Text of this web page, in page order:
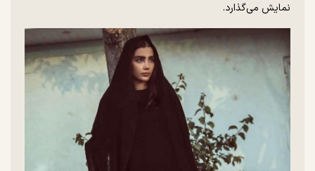
نمایش می‌گذارد.